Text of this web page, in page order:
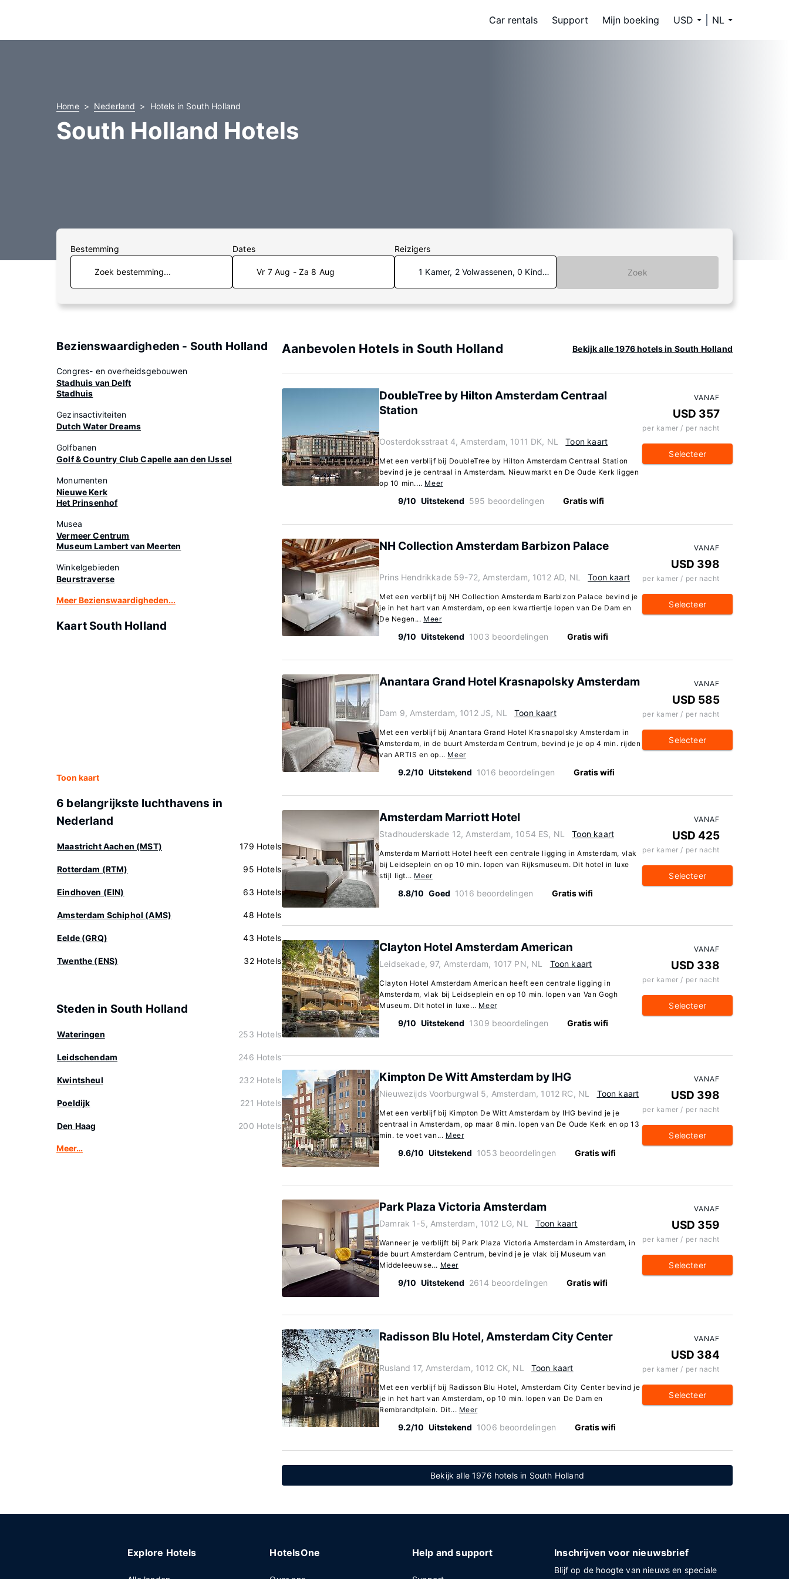
Car rentals Support Mijn boeking USD NL
Home Nederland Hotels in South Holland
South Holland Hotels
Bestemming Dates
Vr 7 Aug - Za 8 Aug
Reizigers
1 Kamer, 2 Volwassenen, 0 Kinderen Zoek
Bezienswaardigheden - South Holland
Congres- en overheidsgebouwen
Stadhuis van Delft
Stadhuis
Gezinsactiviteiten
Dutch Water Dreams
Golfbanen
Golf & Country Club Capelle aan den IJssel
Monumenten
Nieuwe Kerk
Het Prinsenhof
Musea
Vermeer Centrum
Museum Lambert van Meerten
Winkelgebieden
Beurstraverse
Meer Bezienswaardigheden...
Kaart South Holland
Toon kaart
6 belangrijkste luchthavens in
Nederland
Maastricht Aachen (MST) 179 Hotels
Rotterdam (RTM) 95 Hotels
Eindhoven (EIN) 63 Hotels
Amsterdam Schiphol (AMS) 48 Hotels
Eelde (GRQ) 43 Hotels
Twenthe (ENS) 32 Hotels
Steden in South Holland
Wateringen 253 Hotels
Leidschendam 246 Hotels
Kwintsheul 232 Hotels
Poeldijk 221 Hotels
Den Haag 200 Hotels
Meer…
Aanbevolen Hotels in South Holland Bekijk alle 1976 hotels in South Holland
DoubleTree by Hilton Amsterdam Centraal
Station
Oosterdoksstraat 4, Amsterdam, 1011 DK, NL Toon kaart
Met een verblijf bij DoubleTree by Hilton Amsterdam Centraal Station
bevind je je centraal in Amsterdam. Nieuwmarkt en De Oude Kerk liggen
op 10 min.... Meer
9/10 Uitstekend 595 beoordelingen Gratis wifi
VANAF
USD 357
per kamer / per nacht
Selecteer
NH Collection Amsterdam Barbizon Palace
Prins Hendrikkade 59-72, Amsterdam, 1012 AD, NL Toon kaart
Met een verblijf bij NH Collection Amsterdam Barbizon Palace bevind je
je in het hart van Amsterdam, op een kwartiertje lopen van De Dam en
De Negen... Meer
9/10 Uitstekend 1003 beoordelingen Gratis wifi
VANAF
USD 398
per kamer / per nacht
Selecteer
Anantara Grand Hotel Krasnapolsky Amsterdam
Dam 9, Amsterdam, 1012 JS, NL Toon kaart
Met een verblijf bij Anantara Grand Hotel Krasnapolsky Amsterdam in
Amsterdam, in de buurt Amsterdam Centrum, bevind je je op 4 min. rijden
van ARTIS en op... Meer
9.2/10 Uitstekend 1016 beoordelingen Gratis wifi
VANAF
USD 585
per kamer / per nacht
Selecteer
Amsterdam Marriott Hotel
Stadhouderskade 12, Amsterdam, 1054 ES, NL Toon kaart
Amsterdam Marriott Hotel heeft een centrale ligging in Amsterdam, vlak
bij Leidseplein en op 10 min. lopen van Rijksmuseum. Dit hotel in luxe
stijl ligt... Meer
8.8/10 Goed 1016 beoordelingen Gratis wifi
VANAF
USD 425
per kamer / per nacht
Selecteer
Clayton Hotel Amsterdam American
Leidsekade, 97, Amsterdam, 1017 PN, NL Toon kaart
Clayton Hotel Amsterdam American heeft een centrale ligging in
Amsterdam, vlak bij Leidseplein en op 10 min. lopen van Van Gogh
Museum. Dit hotel in luxe... Meer
9/10 Uitstekend 1309 beoordelingen Gratis wifi
VANAF
USD 338
per kamer / per nacht
Selecteer
Kimpton De Witt Amsterdam by IHG
Nieuwezijds Voorburgwal 5, Amsterdam, 1012 RC, NL Toon kaart
Met een verblijf bij Kimpton De Witt Amsterdam by IHG bevind je je
centraal in Amsterdam, op maar 8 min. lopen van De Oude Kerk en op 13
min. te voet van... Meer
9.6/10 Uitstekend 1053 beoordelingen Gratis wifi
VANAF
USD 398
per kamer / per nacht
Selecteer
Park Plaza Victoria Amsterdam
Damrak 1-5, Amsterdam, 1012 LG, NL Toon kaart
Wanneer je verblijft bij Park Plaza Victoria Amsterdam in Amsterdam, in
de buurt Amsterdam Centrum, bevind je je vlak bij Museum van
Middeleeuwse... Meer
9/10 Uitstekend 2614 beoordelingen Gratis wifi
VANAF
USD 359
per kamer / per nacht
Selecteer
Radisson Blu Hotel, Amsterdam City Center
Rusland 17, Amsterdam, 1012 CK, NL Toon kaart
Met een verblijf bij Radisson Blu Hotel, Amsterdam City Center bevind je
je in het hart van Amsterdam, op 10 min. lopen van De Dam en
Rembrandtplein. Dit... Meer
9.2/10 Uitstekend 1006 beoordelingen Gratis wifi
VANAF
USD 384
per kamer / per nacht
Selecteer
Bekijk alle 1976 hotels in South Holland
Explore Hotels HotelsOne Help and support Inschrijven voor nieuwsbrief
Blijf op de hoogte van nieuws en speciale